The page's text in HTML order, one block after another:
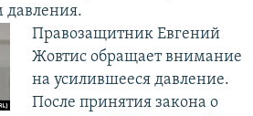
Правозащитник Евгений
Жовтис обращает внимание
на усилившееся давление.
После принятия закона о